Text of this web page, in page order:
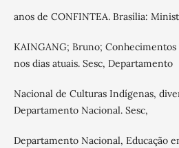
anos de CONFINTEA. Brasília:
KAINGANG; Bruno; Conhecimentos
nos dias atuais. Sesc, Departamento
Nacional de Culturas Indígenas,
Departamento Nacional. Sesc,
Departamento Nacional, Educação